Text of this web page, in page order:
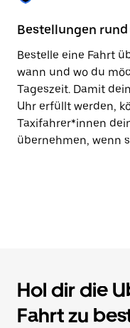
Bestellungen
Bestelle eine Fahrt
wann und wo du
Tageszeit. Damit
Uhr erfüllt werden,
Taxifahrer*innen
übernehmen, wenn
Hol dir die
Fahrt zu